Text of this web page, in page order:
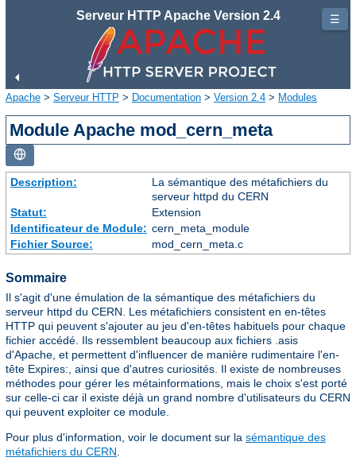
Serveur HTTP Apache Version 2.4
Apache > Serveur HTTP > Documentation > Version 2.4 > Modules
Module Apache mod_cern_meta
Description:
La sémantique des métafichiers du
serveur httpd du CERN
Statut:
Extension
Identificateur de Module: cern_meta_module
Fichier Source:
mod_cern_meta.c
Sommaire
Il s'agit d'une émulation de la sémantique des métafichiers du
serveur httpd du CERN. Les métafichiers consistent en en-têtes
HTTP qui peuvent s'ajouter au jeu d'en-têtes habituels pour chaque
fichier accédé. Ils ressemblent beaucoup aux fichiers .asis
d'Apache, et permettent d'influencer de manière rudimentaire l'en-
tête Expires:, ainsi que d'autres curiosités. Il existe de nombreuses
méthodes pour gérer les métainformations, mais le choix s'est porté
sur celle-ci car il existe déjà un grand nombre d'utilisateurs du CERN
qui peuvent exploiter ce module.
Pour plus d'information, voir le document sur la sémantique des
métafichiers du CERN
☰